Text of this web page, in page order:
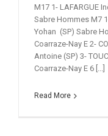
M17 1- LAFARGUE
Sabre Hommes M7
Yohan (SP) Sabre
Coarraze-Nay E 2-
Antoine (SP) 3-
Coarraze-Nay E 6 [...]
Read More